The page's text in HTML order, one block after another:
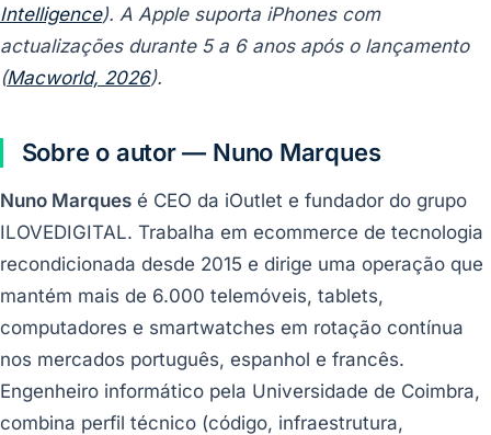
Intelligence). A Apple suporta iPhones com
actualizações durante 5 a 6 anos após o lançamento
(Macworld, 2026).
Sobre o autor — Nuno Marques
Nuno Marques é CEO da iOutlet e fundador do grupo
ILOVEDIGITAL. Trabalha em ecommerce de tecnologia
recondicionada desde 2015 e dirige uma operação que
mantém mais de 6.000 telemóveis, tablets,
computadores e smartwatches em rotação contínua
nos mercados português, espanhol e francês.
Engenheiro informático pela Universidade de Coimbra,
combina perfil técnico (código, infraestrutura,